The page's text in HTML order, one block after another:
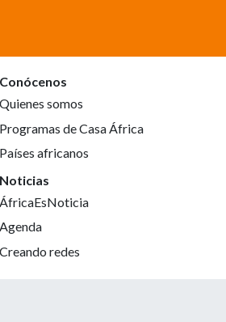
Conócenos
Quienes somos
Programas de Casa África
Países africanos
Noticias
ÁfricaEsNoticia
Agenda
Creando redes